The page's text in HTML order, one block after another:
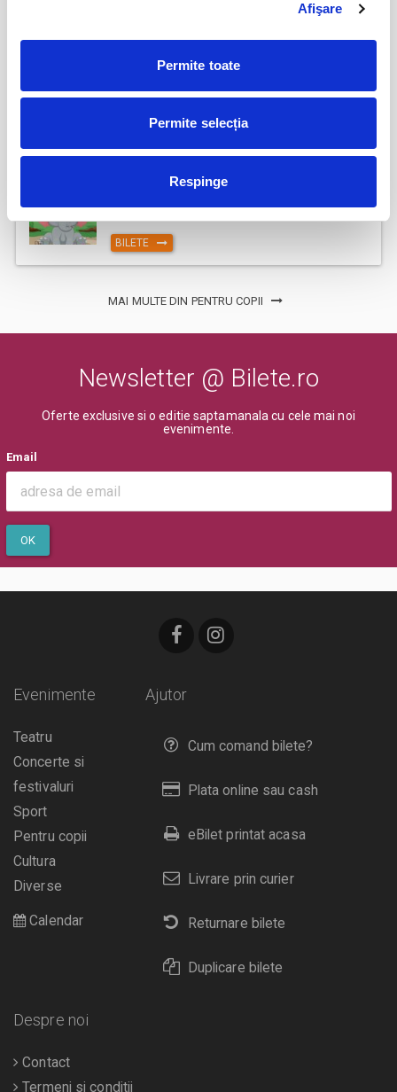
Afişare
Permite toate
Permite selecția
Respinge
Club Mogoșoaia
Mogosoaia
BILETE
Dumbo cel isteț @ Hanu’ lui Manuc
Bucuresti
BILETE
MAI MULTE DIN PENTRU COPII
Newsletter @ Bilete.ro
Oferte exclusive si o editie saptamanala cu cele mai noi
evenimente.
Email
OK
Ajutor
Cum comand bilete?
Plata online sau cash
eBilet printat acasa
Livrare prin curier
Returnare bilete
Duplicare bilete
Evenimente
Teatru
Concerte si
festivaluri
Sport
Pentru copii
Cultura
Diverse
Calendar
Despre noi
Contact
Termeni si conditii